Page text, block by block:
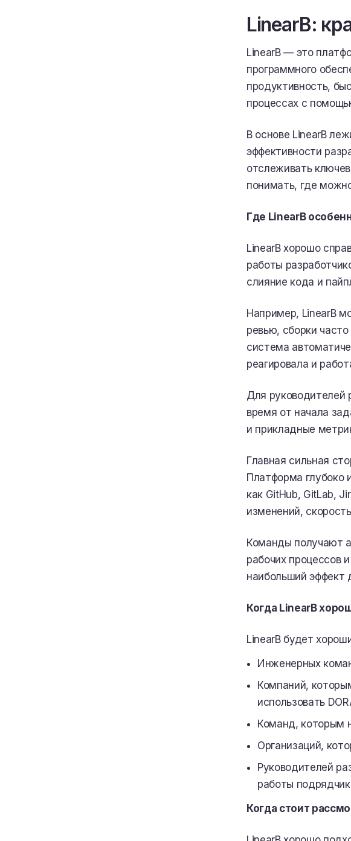
LinearB:
LinearB — это
программного
продуктивность,
процессах с
В основе LinearB
эффективности
отслеживать
понимать, где
Где LinearB
LinearB хорошо
работы
слияние кода и
Например, LinearB
ревью, сборки
система
реагировала и
Для руководителей
время от начала
и прикладные
Главная сильная
Платформа глубоко
как GitHub, GitLab,
изменений,
Команды получают
рабочих процессов
наибольший эффект
Когда LinearB
LinearB будет
Инженерных
Компаний,
использовать
Команд, которым
Организаций,
Руководителей
работы
Когда стоит